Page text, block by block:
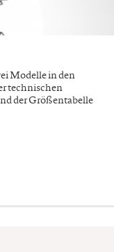
Modelle in den
technischen
der Größentabelle